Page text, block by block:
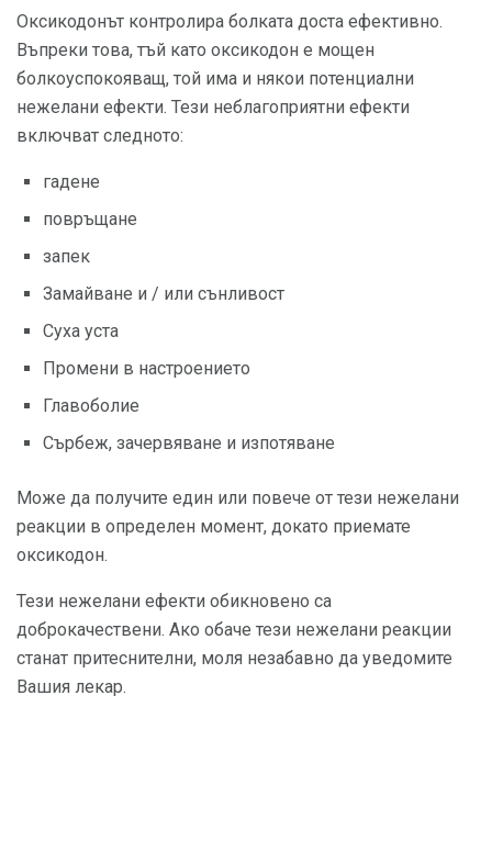
Оксикодонът контролира болката доста ефективно.
Въпреки това, тъй като оксикодон е мощен
болкоуспокояващ, той има и някои потенциални
нежелани ефекти. Тези неблагоприятни ефекти
включват следното:
гадене
повръщане
запек
Замайване и / или сънливост
Суха уста
Промени в настроението
Главоболие
Сърбеж, зачервяване и изпотяване
Може да получите един или повече от тези нежелани
реакции в определен момент, докато приемате
оксикодон.
Тези нежелани ефекти обикновено са
доброкачествени. Ако обаче тези нежелани реакции
станат притеснителни, моля незабавно да уведомите
Вашия лекар.